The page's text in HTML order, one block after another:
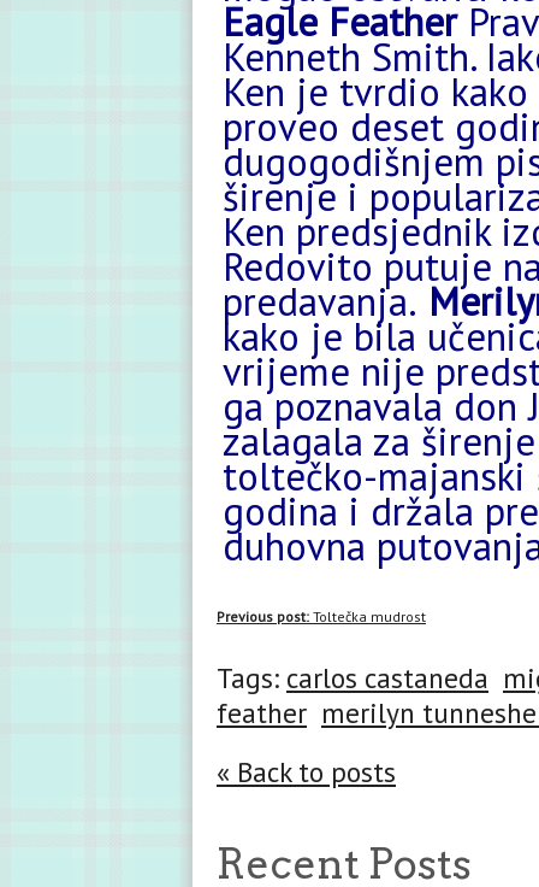
Eagle Feather
Kenneth Smith.
Ken je tvrdio
proveo deset
dugogodišnjem
širenje i
Ken predsjednik
Redovito putuje
predavanja.
kako je bila
vrijeme nije
ga poznavala don
zalagala za
toltečko-majanski
godina i držala
duhovna
Previous post: Toltečka mudrost
Tags: carlos castaneda
feather merilyn
« Back to posts
Recent Posts